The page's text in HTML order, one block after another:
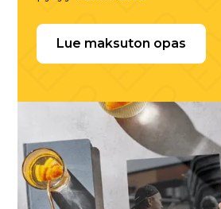
Lue maksuton opas